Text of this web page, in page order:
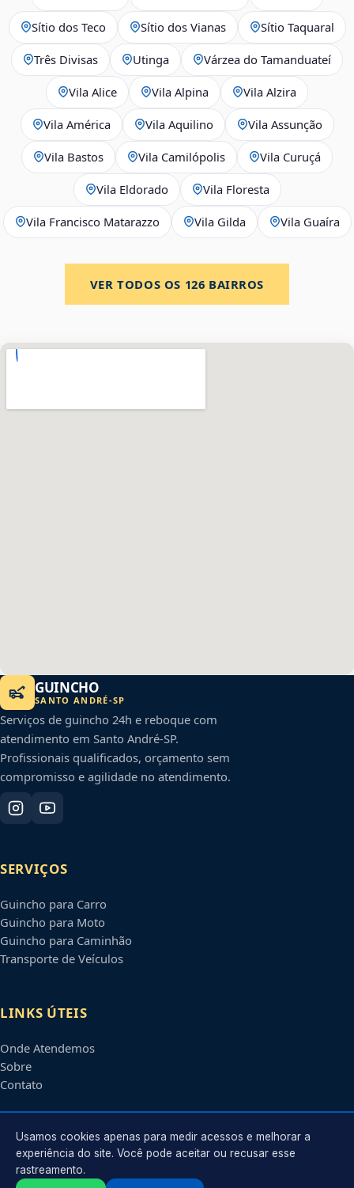
Sítio dos Teco Sítio dos Vianas Sítio Taquaral
Três Divisas Utinga Várzea do Tamanduateí
Vila Alice Vila Alpina Vila Alzira
Vila América Vila Aquilino Vila Assunção
Vila Bastos Vila Camilópolis Vila Curuçá
Vila Eldorado Vila Floresta
Vila Francisco Matarazzo Vila Gilda Vila Guaíra
VER TODOS OS 126 BAIRROS
GUINCHO
SANTO ANDRÉ-SP
Serviços de guincho 24h e reboque com
atendimento em Santo André-SP.
Profissionais qualificados, orçamento sem
compromisso e agilidade no atendimento.
SERVIÇOS
Guincho para Carro
Guincho para Moto
Guincho para Caminhão
Transporte de Veículos
LINKS ÚTEIS
Onde Atendemos
Sobre
Contato
CONTATO
Atendimento em
Usamos cookies apenas para medir acessos e melhorar a
experiência do site. Você pode aceitar ou recusar esse
rastreamento.